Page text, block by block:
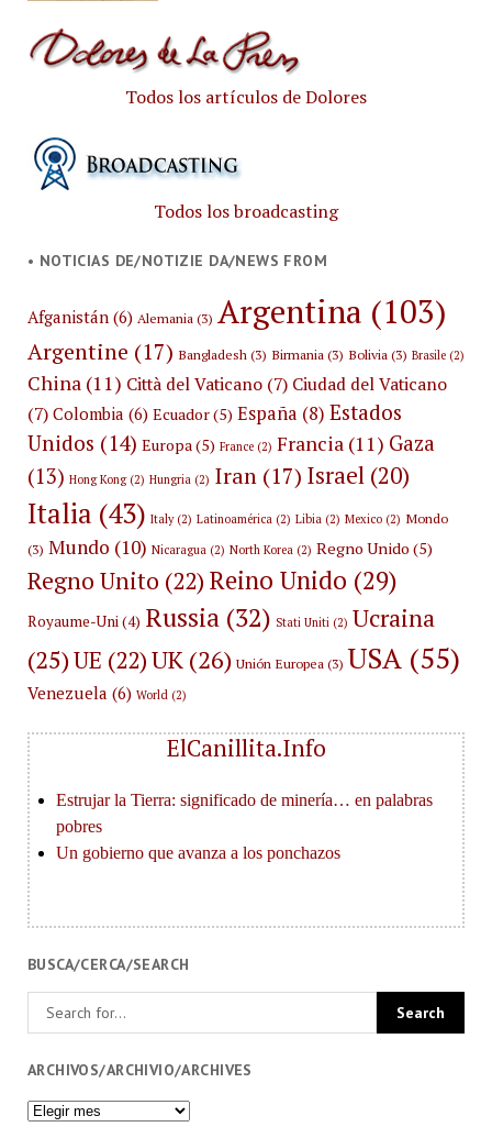
Todos los artículos de Dolores
Todos los broadcasting
• NOTICIAS DE/NOTIZIE DA/NEWS FROM
Afganistán(6) Alemania (3) Argentina (103)
Argentine (17) Bangladesh (3) Birmania (3) Bolivia (3) Brasile(2)
China(11) Città del Vaticano(7) Ciudad del Vaticano
(7) Colombia (6) Ecuador(5) España (8) Estados
Unidos (14) Europa(5) France(2) Francia(11) Gaza
(13) Hong Kong(2) Hungria(2) Iran(17) Israel(20)
Italia (43) Italy(2) Latinoamérica(2) Libia(2) Mexico(2) Mondo
(3) Mundo (10) Nicaragua(2) North Korea(2) Regno Unido (5)
Regno Unito (22) Reino Unido (29)
Royaume-Uni(4) Russia(32) Stati Uniti(2) Ucraina
(25)UE (22)UK(26) Unión Europea (3) USA(55)
Venezuela (6) World(2)
ElCanillita.Info
BUSCA/CERCA/SEARCH
ARCHIVOS/ARCHIVIO/ARCHIVES
Archivos/Archivio/Archives